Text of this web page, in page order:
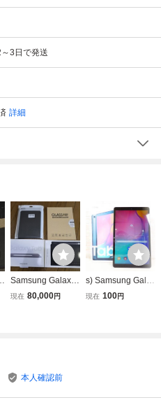
3日で発送
詳細
Samsung Galaxy
Tab S10 FE タブ
付き
現在 80,000円
s) Samsung Galax
y Tab A SM-T510
現在 100円
本人確認前